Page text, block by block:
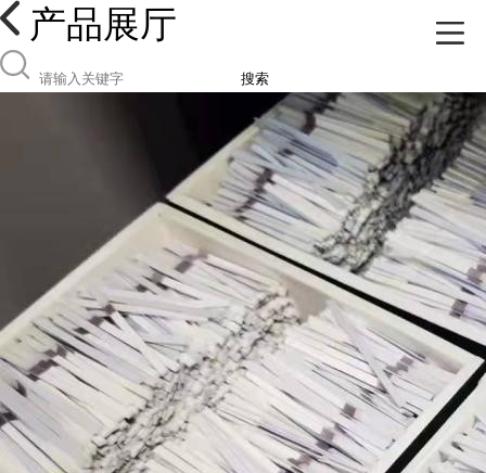
产品展厅
搜索